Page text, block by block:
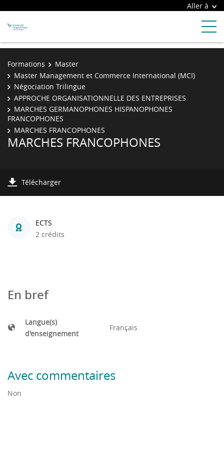
Aller à
Formations
Master
Master Management et Commerce International (MCI)
Négociation Trilingue
APPROCHE ORGANISATIONNELLE DES ENTREPRISES
MARCHES GERMANOPHONES HISPANOPHONES
FRANCOPHONES
MARCHES FRANCOPHONES
MARCHES FRANCOPHONES
Télécharger
ECTS
2 crédits
En bref
Langue(s)
d'enseignement
Français
Avec commentaires
Non